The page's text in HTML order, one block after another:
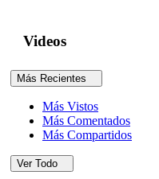
Videos
Más Recientes
Más Vistos
Más Comentados
Más Compartidos
Ver Todo